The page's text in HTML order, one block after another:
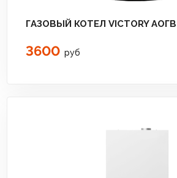
ГАЗОВЫЙ КОТЕЛ VICTORY АОГВ
3600 руб